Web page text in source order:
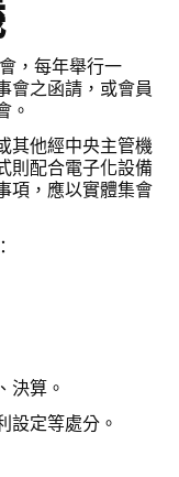
，每年舉行一
會之函請，或會員
。
其他經中央主管機
則配合電子化設備
項，應以實體集會
決算。
設定等處分。